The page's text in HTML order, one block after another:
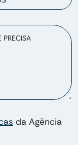
PRECISA
da Agência